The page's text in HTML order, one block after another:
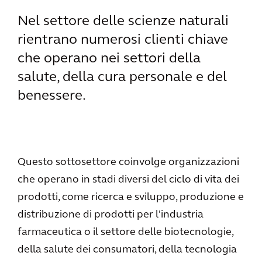
Nel settore delle scienze naturali
rientrano numerosi clienti chiave
che operano nei settori della
salute, della cura personale e del
benessere.
Questo sottosettore coinvolge organizzazioni
che operano in stadi diversi del ciclo di vita dei
prodotti, come ricerca e sviluppo, produzione e
distribuzione di prodotti per l'industria
farmaceutica o il settore delle biotecnologie,
della salute dei consumatori, della tecnologia